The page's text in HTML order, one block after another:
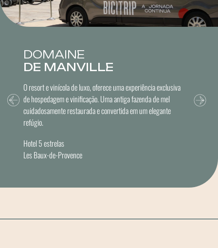
DOMAINE
DE MANVILLE
O resort e vinícola de luxo, oferece uma experiência exclusiva
de hospedagem e vinificação. Uma antiga fazenda de mel
cuidadosamente restaurada e convertida em um elegante
refúgio.
Hotel 5 estrelas
Les Baux-de-Provence